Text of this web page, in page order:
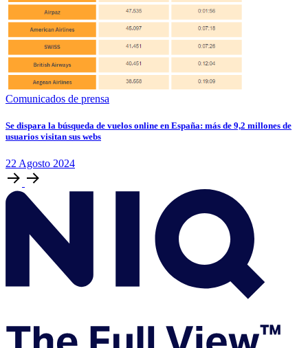
Comunicados de prensa
Se dispara la búsqueda de vuelos online en España: más de 9,2 millones de
usuarios visitan sus webs
22 Agosto 2024